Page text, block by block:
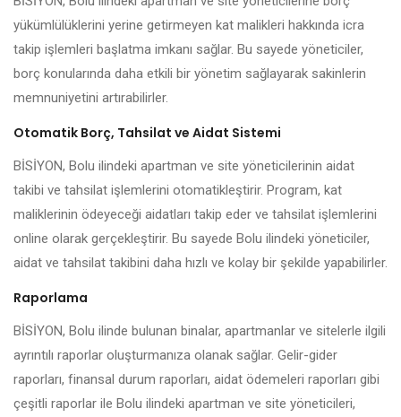
yükümlülüklerini yerine getirmeyen kat malikleri hakkında icra
takip işlemleri başlatma imkanı sağlar. Bu sayede yöneticiler,
borç konularında daha etkili bir yönetim sağlayarak sakinlerin
memnuniyetini artırabilirler.
Otomatik Borç, Tahsilat ve Aidat Sistemi
BİSİYON, Bolu ilindeki apartman ve site yöneticilerinin aidat
takibi ve tahsilat işlemlerini otomatikleştirir. Program, kat
maliklerinin ödeyeceği aidatları takip eder ve tahsilat işlemlerini
online olarak gerçekleştirir. Bu sayede Bolu ilindeki yöneticiler,
aidat ve tahsilat takibini daha hızlı ve kolay bir şekilde yapabilirler.
Raporlama
BİSİYON, Bolu ilinde bulunan binalar, apartmanlar ve sitelerle ilgili
ayrıntılı raporlar oluşturmanıza olanak sağlar. Gelir-gider
raporları, finansal durum raporları, aidat ödemeleri raporları gibi
çeşitli raporlar ile Bolu ilindeki apartman ve site yöneticileri,